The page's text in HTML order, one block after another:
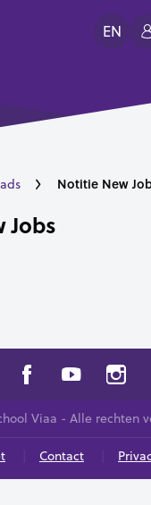
EN
Notitie New
Jobs
Viaa - Alle rechten
Contact